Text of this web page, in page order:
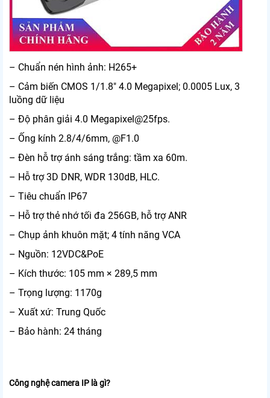
– Chuẩn nén hình ảnh: H265+
– Cảm biến CMOS 1/1.8″ 4.0 Megapixel; 0.0005 Lux, 3
luồng dữ liệu
– Độ phân giải 4.0 Megapixel@25fps.
– Ống kính 2.8/4/6mm, @F1.0
– Đèn hỗ trợ ánh sáng trắng: tầm xa 60m.
– Hỗ trợ 3D DNR, WDR 130dB, HLC.
– Tiêu chuẩn IP67
– Hỗ trợ thẻ nhớ tối đa 256GB, hỗ trợ ANR
– Chụp ảnh khuôn mặt; 4 tính năng VCA
– Nguồn: 12VDC&PoE
– Kích thước: 105 mm × 289,5 mm
– Trọng lượng: 1170g
– Xuất xứ: Trung Quốc
– Bảo hành: 24 tháng
Công nghệ camera IP là gì?